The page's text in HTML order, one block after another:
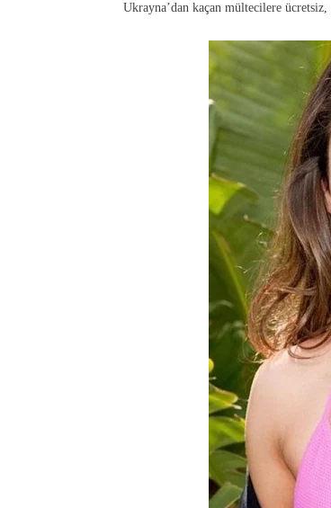
Ukrayna’dan kaçan mültecilere